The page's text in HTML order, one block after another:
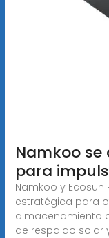
Namkoo se
para
Namkoo y
estratégica para
almacenamiento
de respaldo solar